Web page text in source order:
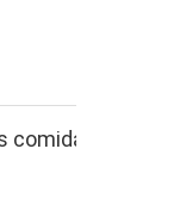
comidas